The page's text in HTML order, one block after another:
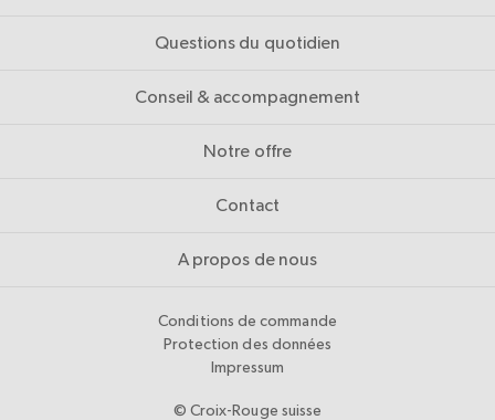
Questions du quotidien
Conseil & accompagnement
Notre offre
Contact
A propos de nous
Conditions de commande
Protection des données
Impressum
© Croix-Rouge suisse